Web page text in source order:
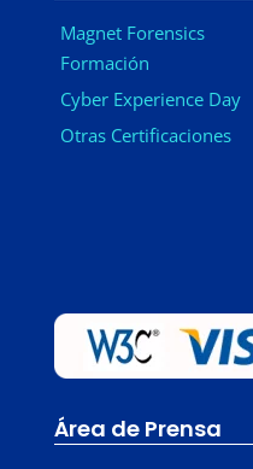
Magnet Forensics
Formación
Cyber Experience Day
Otras Certificaciones
Área de Prensa